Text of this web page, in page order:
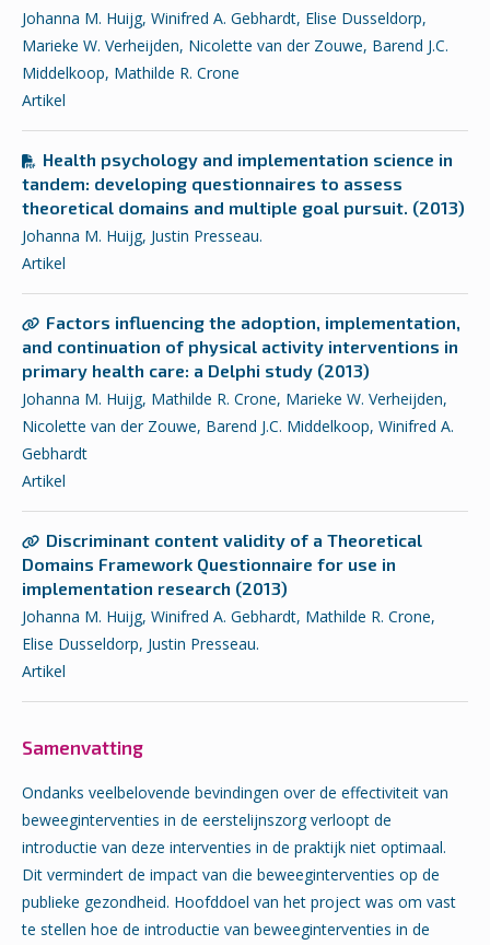
Johanna M. Huijg, Winifred A. Gebhardt, Elise Dusseldorp,
Marieke W. Verheijden, Nicolette van der Zouwe, Barend J.C.
Middelkoop, Mathilde R. Crone
Artikel
Health psychology and implementation science in
tandem: developing questionnaires to assess
theoretical domains and multiple goal pursuit. (2013)
Johanna M. Huijg, Justin Presseau.
Artikel
Factors influencing the adoption, implementation,
and continuation of physical activity interventions in
primary health care: a Delphi study (2013)
Johanna M. Huijg, Mathilde R. Crone, Marieke W. Verheijden,
Nicolette van der Zouwe, Barend J.C. Middelkoop, Winifred A.
Gebhardt
Artikel
Discriminant content validity of a Theoretical
Domains Framework Questionnaire for use in
implementation research (2013)
Johanna M. Huijg, Winifred A. Gebhardt, Mathilde R. Crone,
Elise Dusseldorp, Justin Presseau.
Artikel
Samenvatting
Ondanks veelbelovende bevindingen over de effectiviteit van
beweeginterventies in de eerstelijnszorg verloopt de
introductie van deze interventies in de praktijk niet optimaal.
Dit vermindert de impact van die beweeginterventies op de
publieke gezondheid. Hoofddoel van het project was om vast
te stellen hoe de introductie van beweeginterventies in de